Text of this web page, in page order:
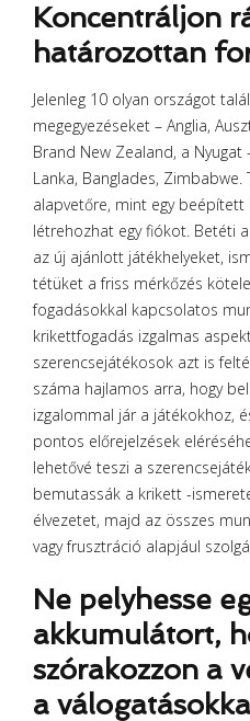
Koncentráljon
határozottan
Jelenleg 10 olyan országot
megegyezéseket – Anglia,
Brand New Zealand, a Nyugat
Lanka, Banglades,
alapvetőre, mint egy
létrehozhat egy fiókot. Betéti
az új ajánlott játékhelyeket,
tétüket a friss mérkőzés
fogadásokkal kapcsolatos
krikettfogadás izgalmas
szerencsejátékosok azt is
száma hajlamos arra, hogy
izgalommal jár a játékokhoz,
pontos előrejelzések
lehetővé teszi a
bemutassák a krikett -
élvezetet, majd az összes
vagy frusztráció alapjául
Ne pelyhesse
akkumulátort,
szórakozzon a
a